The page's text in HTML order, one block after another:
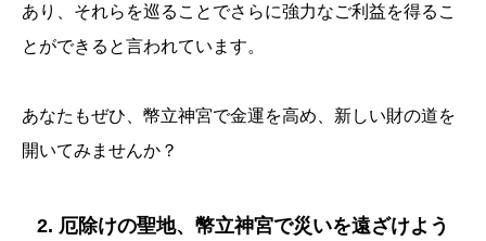
あり、それらを巡ることでさらに強力なご利益を得るこ
とができると言われています。
あなたもぜひ、幣立神宮で金運を高め、新しい財の道を
開いてみませんか？
2. 厄除けの聖地、幣立神宮で災いを遠ざけよう